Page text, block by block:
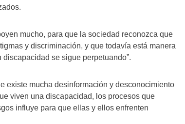
mucho, para que la sociedad reconozca que
y discriminación, y que todavía está manera
se sigue perpetuando”.
existe mucha desinformación y desconocimiento
viven una discapacidad, los procesos que
influye para que ellas y ellos enfrenten